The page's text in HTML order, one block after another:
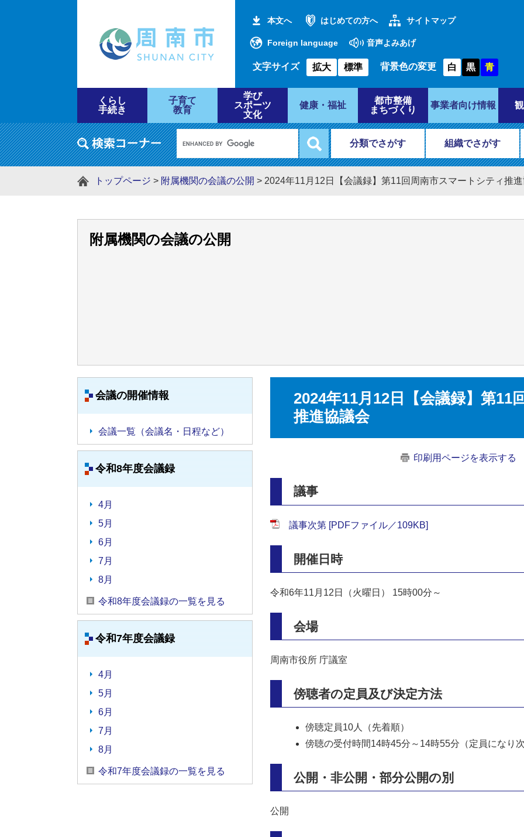
本文へ はじめての方へ サイトマップ
Foreign language 音声よみあげ
文字サイズ 拡大 標準 背景色の変更 白 黒 青
くらし
手続き
子育て
教育
学び
スポーツ
文化
健康・福祉
都市整備
まちづくり
事業者向け情報
分類でさがす 組織でさがす
トップページ > 附属機関の会議の公開 > 2024年11月12日【会議録】第11回周南市スマートシティ推
附属機関の会議の公開
会議の開催情報
会議一覧（会議名・日程など）
令和8年度会議録
4月
5月
6月
7月
8月
令和8年度会議録の一覧を見る
令和7年度会議録
4月
5月
6月
7月
8月
令和7年度会議録の一覧を見る
2024年11月12日【会議録】第11
推進協議会
印刷用ページを表示する
議事
議事次第 [PDFファイル／109KB]
開催日時
令和6年11月12日（火曜日） 15時00分～
会場
周南市役所 庁議室
傍聴者の定員及び決定方法
傍聴定員10人（先着順）
傍聴の受付時間14時45分～14時55分（定員になり
公開・非公開・部分公開の別
公開